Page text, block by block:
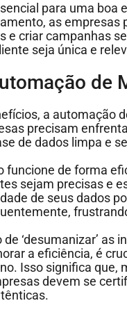
para uma boa
as empresas
e criar campanhas
seja única e
de
a automação
precisam
de dados limpa e
funcione de forma
sejam precisas e
de seus dados
‘desumanizar’ as
a eficiência, é
Isso significa que,
devem se